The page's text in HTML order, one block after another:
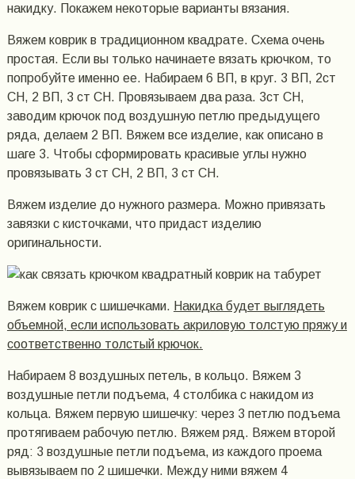
накидку. Покажем некоторые варианты вязания.
Вяжем коврик в традиционном квадрате. Схема очень
простая. Если вы только начинаете вязать крючком, то
попробуйте именно ее. Набираем 6 ВП, в круг. 3 ВП, 2ст
СН, 2 ВП, 3 ст СН. Провязываем два раза. 3ст СН,
заводим крючок под воздушную петлю предыдущего
ряда, делаем 2 ВП. Вяжем все изделие, как описано в
шаге 3. Чтобы сформировать красивые углы нужно
провязывать 3 ст СН, 2 ВП, 3 ст СН.
Вяжем изделие до нужного размера. Можно привязать
завязки с кисточками, что придаст изделию
оригинальности.
Вяжем коврик с шишечками. Накидка будет выглядеть
объемной, если использовать акриловую толстую пряжу и
соответственно толстый крючок.
Набираем 8 воздушных петель, в кольцо. Вяжем 3
воздушные петли подъема, 4 столбика с накидом из
кольца. Вяжем первую шишечку: через 3 петлю подъема
протягиваем рабочую петлю. Вяжем ряд. Вяжем второй
ряд: 3 воздушные петли подъема, из каждого проема
вывязываем по 2 шишечки. Между ними вяжем 4